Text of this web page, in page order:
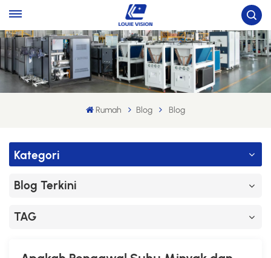
Rumah Blog Blog
Kategori
Blog Terkini
TAG